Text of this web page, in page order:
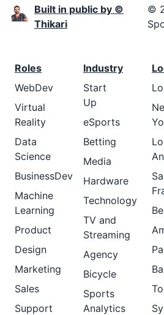
Built in public by ©
Thikari
©
Roles
WebDev
Virtual
Reality
Data
Science
BusinessDev
Machine
Learning
Product
Design
Marketing
Sales
Support
Industry
Start
Up
eSports
Betting
Media
Hardware
Technology
TV and
Streaming
Agency
Bicycle
Sports
Analytics